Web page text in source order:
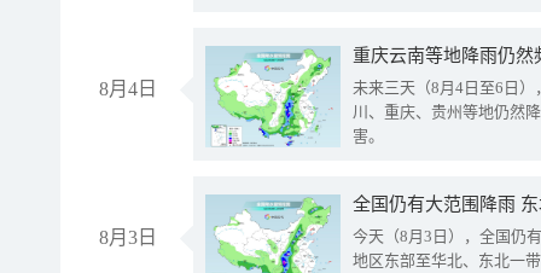
8月4日
重庆云南等地降雨仍然
未来三天（8月4日至6日
川、重庆、贵州等地仍然
害。
8月3日
全国仍有大范围降雨
今天（8月3日），全国仍
地区东部至华北、东北一